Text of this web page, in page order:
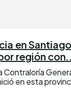
en
región con...
Contraloría
en esta